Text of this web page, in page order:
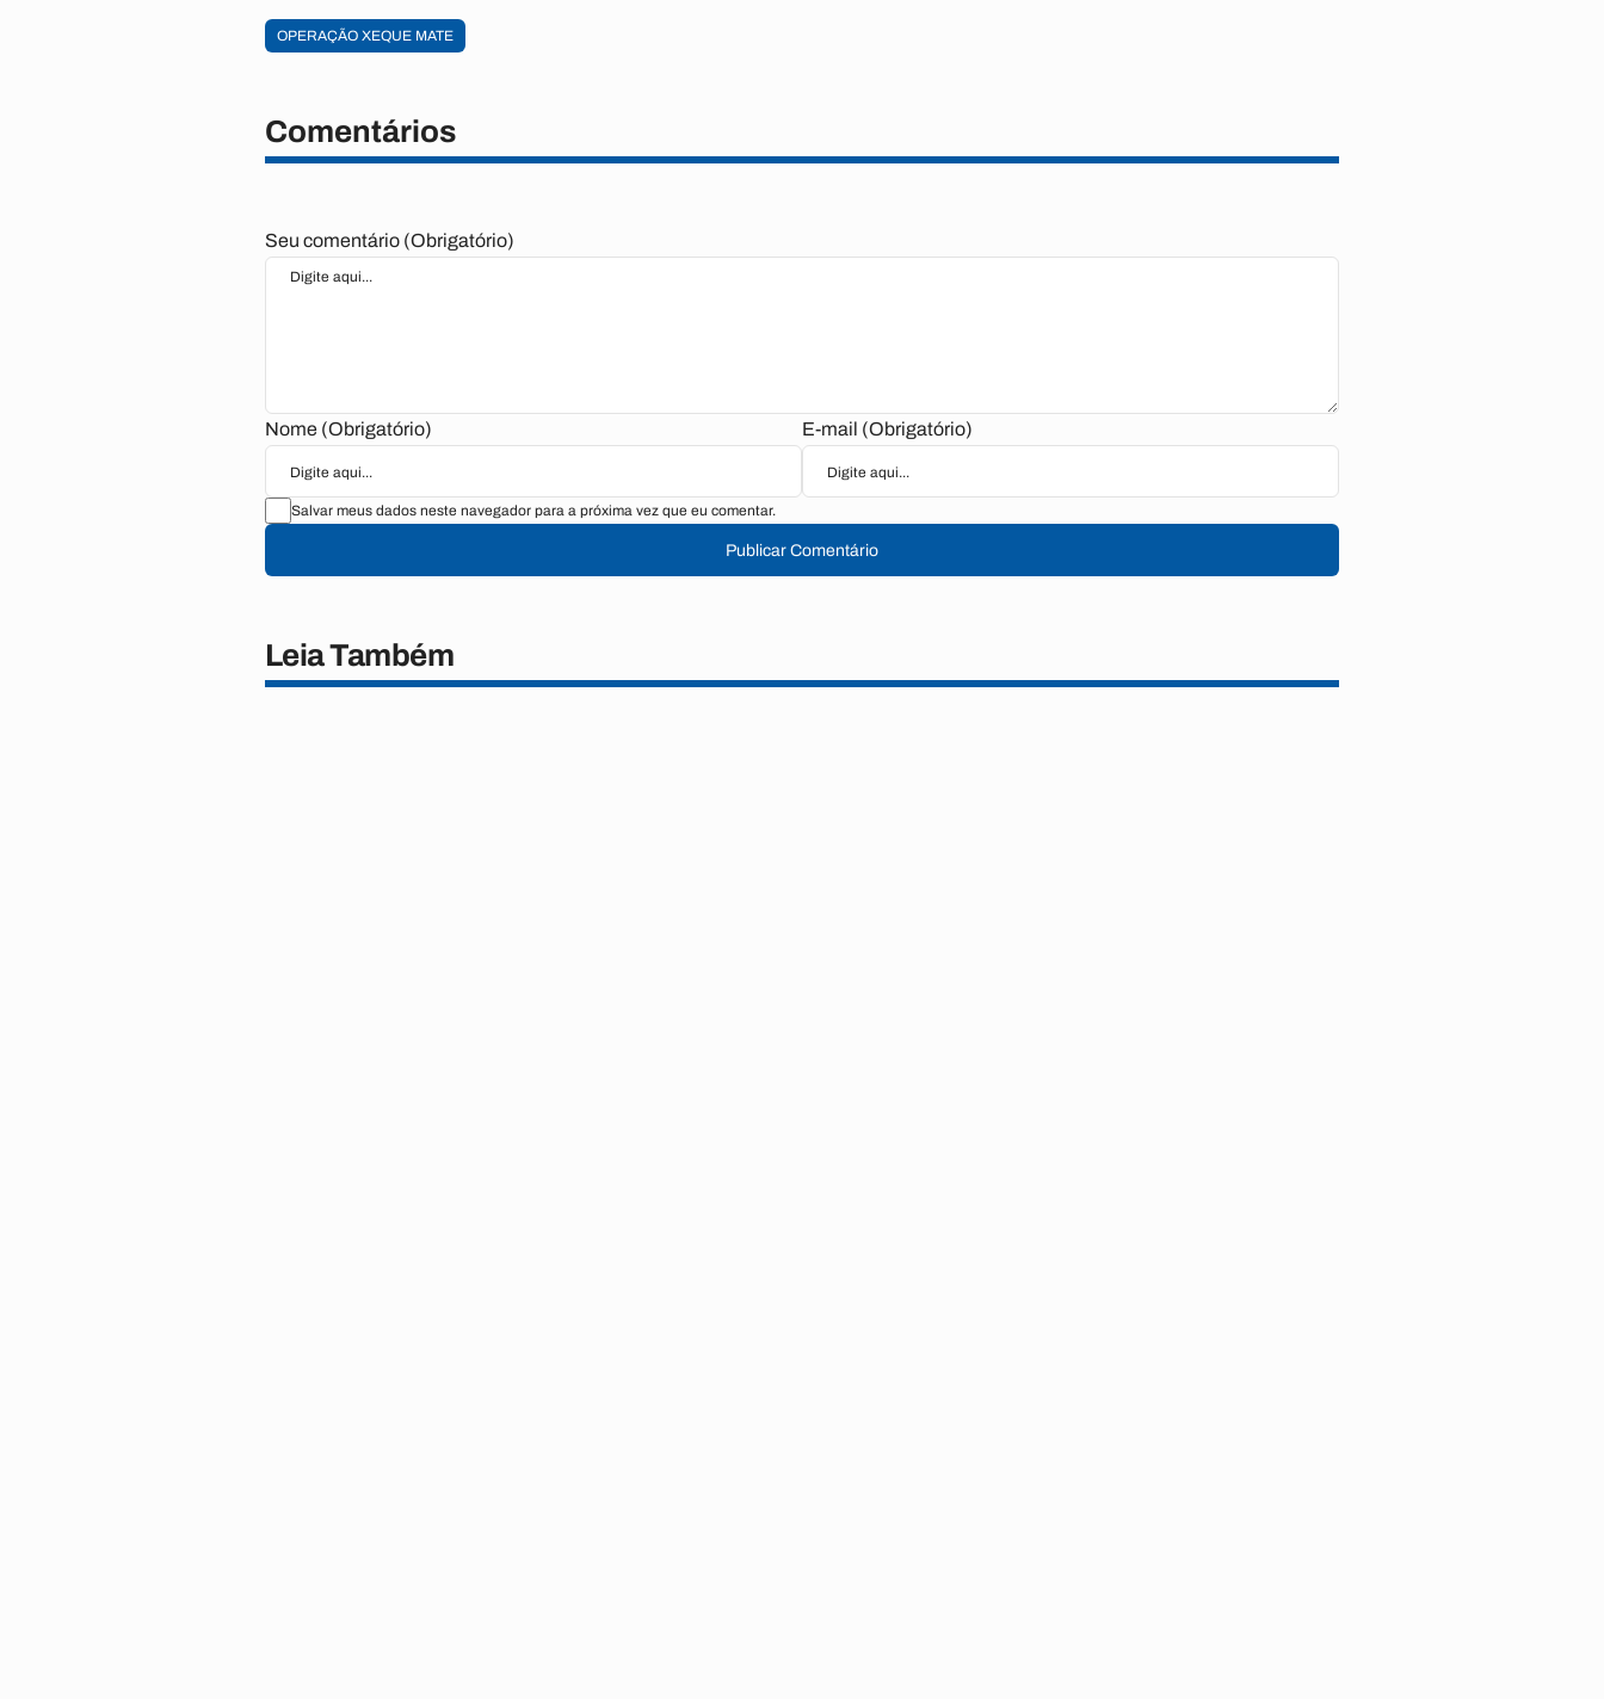
OPERAÇÃO XEQUE MATE
Comentários
Seu comentário (Obrigatório)
Nome (Obrigatório) E-mail (Obrigatório)
Salvar meus dados neste navegador para a próxima vez que eu comentar.
Publicar Comentário
Leia Também